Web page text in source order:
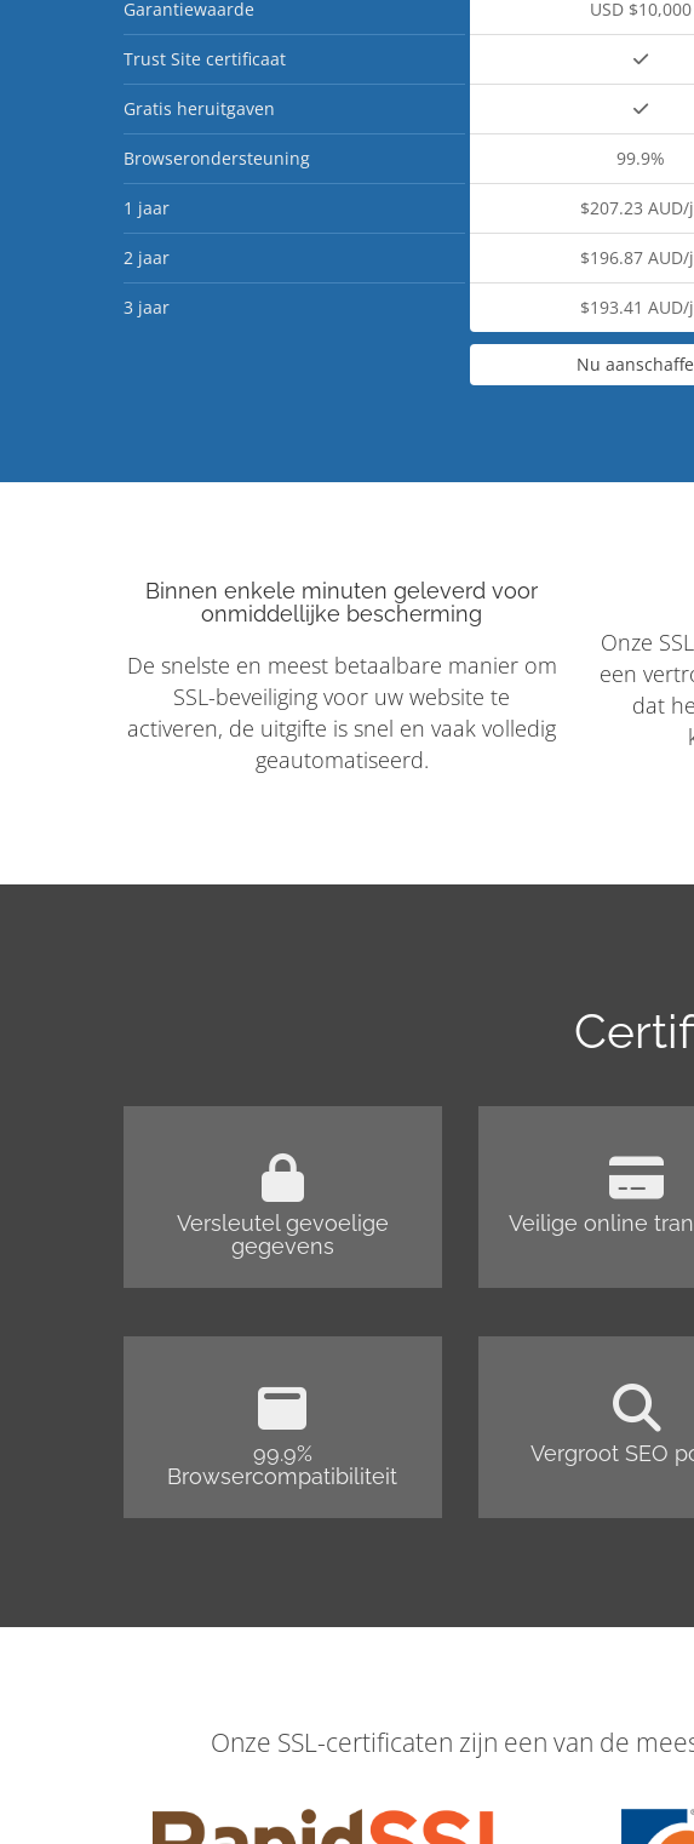
Garantiewaarde
Trust Site certificaat
Gratis heruitgaven
Browserondersteuning
1 jaar
2 jaar
3 jaar
USD $10,000
99.9%
$207.23
$196.87
$193.41
Nu
Binnen enkele minuten geleverd voor
onmiddellijke bescherming
De snelste en meest betaalbare manier om
SSL-beveiliging voor uw website te
activeren, de uitgifte is snel en vaak volledig
geautomatiseerd.
Onze
een
dat
Versleutel gevoelige
gegevens
Veilige online
99.9%
Browsercompatibiliteit
Vergroot SEO
Onze SSL-certificaten zijn een van de